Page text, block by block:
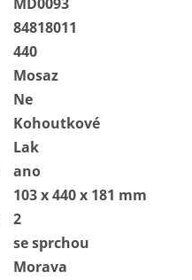
84818011
440
Mosaz
Ne
Kohoutkové
Lak
ano
103 x 440 x 181 mm
2
se sprchou
Morava